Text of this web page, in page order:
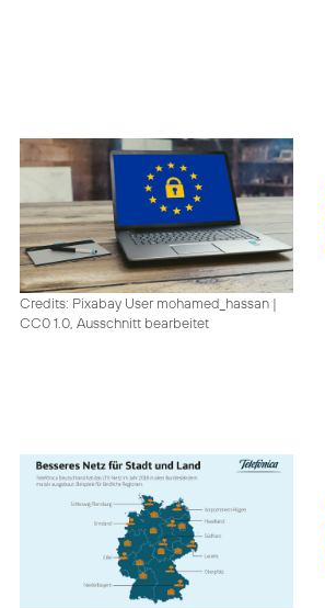
Credits: Pixabay User mohamed_hassan |
CC0 1.0, Ausschnitt bearbeitet